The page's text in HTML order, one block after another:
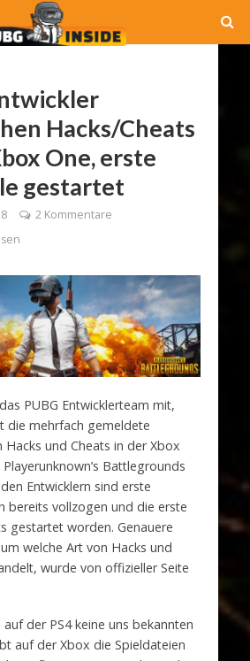
Hacks/Cheats
One, erste
gestartet
2 Kommentare
PUBG Entwicklerteam mit,
die mehrfach gemeldete
Hacks und Cheats in der Xbox
Battlegrounds
Entwicklern sind erste
bereits vollzogen und die erste
gestartet worden. Genauere
welche Art von Hacks und
wurde von offizieller Seite
der PS4 keine uns bekannten
auf der Xbox die Spieldateien